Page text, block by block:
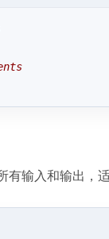
有输入和输出，